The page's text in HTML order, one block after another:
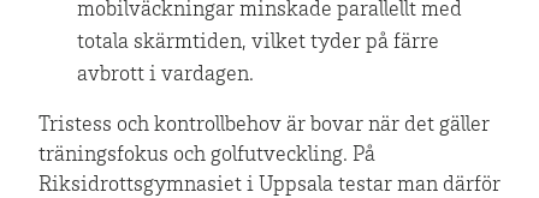
mobilväckningar minskade parallellt med
totala skärmtiden, vilket tyder på färre
avbrott i vardagen.
Tristess och kontrollbehov är bovar när det gäller
träningsfokus och golfutveckling. På
Riksidrottsgymnasiet i Uppsala testar man därför